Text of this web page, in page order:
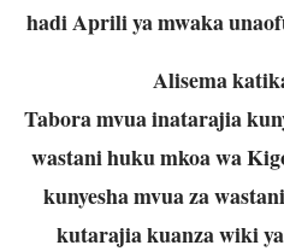
hadi Aprili ya mwaka
Alisema
Tabora mvua inatarajia
wastani huku mkoa wa
kunyesha mvua za
kutarajia kuanza wiki